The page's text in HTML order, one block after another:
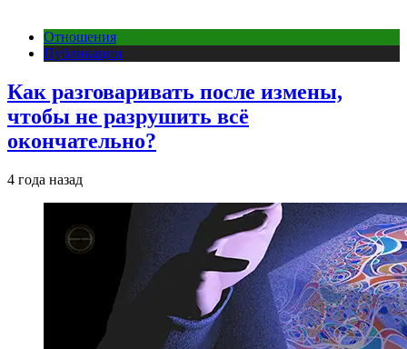
Отношения
Публикации
Как разговаривать после измены,
чтобы не разрушить всё
окончательно?
4 года назад